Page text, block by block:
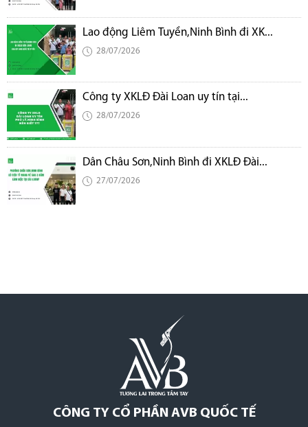
Lao động Liêm Tuyền,Ninh Bình đi XK...
28/07/2026
Công ty XKLĐ Đài Loan uy tín tại...
28/07/2026
Dân Châu Sơn,Ninh Bình đi XKLĐ Đài...
27/07/2026
CÔNG TY CỔ PHẦN AVB QUỐC TẾ